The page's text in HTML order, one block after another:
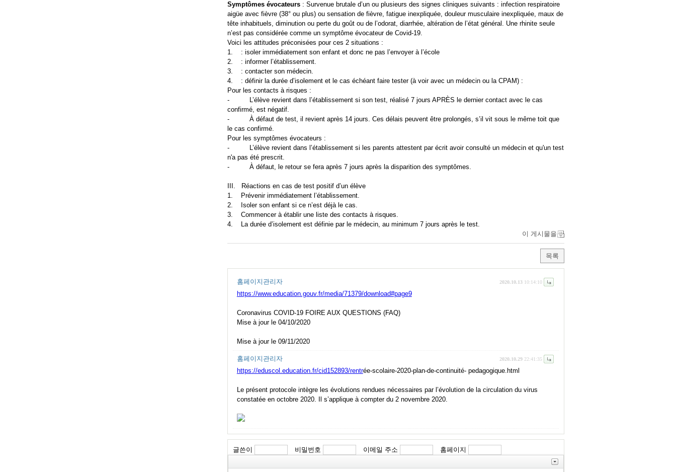
Symptômes évocateurs : Survenue brutale d’un ou plusieurs des signes cliniques suivants : infection respiratoire
aigüe avec fièvre (38° ou plus) ou sensation de fièvre, fatigue inexpliquée, douleur musculaire inexpliquée, maux de
tête inhabituels, diminution ou perte du goût ou de l’odorat, diarrhée, altération de l’état général. Une rhinite seule
n’est pas considérée comme un symptôme évocateur de Covid-19.
Voici les attitudes préconisées pour ces 2 situations :
1. : isoler immédiatement son enfant et donc ne pas l’envoyer à l’école
2. : informer l’établissement.
3. : contacter son médecin.
4. : définir la durée d’isolement et le cas échéant faire tester (à voir avec un médecin ou la CPAM) :
Pour les contacts à risques :
- L’élève revient dans l’établissement si son test, réalisé 7 jours APRÈS le dernier contact avec le cas
confirmé, est négatif.
- À défaut de test, il revient après 14 jours. Ces délais peuvent être prolongés, s’il vit sous le même toit que
le cas confirmé.
Pour les symptômes évocateurs :
- L’élève revient dans l’établissement si les parents attestent par écrit avoir consulté un médecin et qu'un test
n'a pas été prescrit.
- À défaut, le retour se fera après 7 jours après la disparition des symptômes.
III. Réactions en cas de test positif d’un élève
1. Prévenir immédiatement l’établissement.
2. Isoler son enfant si ce n’est déjà le cas.
3. Commencer à établir une liste des contacts à risques.
4. La durée d’isolement est définie par le médecin, au minimum 7 jours après le test.
이 게시물을
목록
2020.10.13 10:14:10
홈페이지관리자
https://www.education.gouv.fr/media/71379/download#page9
Coronavirus COVID-19 FOIRE AUX QUESTIONS (FAQ)
Mise à jour le 04/10/2020
Mise à jour le 09/11/2020
2020.10.29 22:41:35
홈페이지관리자
https://eduscol.education.fr/cid152893/rentrée-scolaire-2020-plan-de-continuité- pedagogique.html
Le présent protocole intègre les évolutions rendues nécessaires par l’évolution de la circulation du virus
constatée en octobre 2020. Il s’applique à compter du 2 novembre 2020.
글쓴이 비밀번호 이메일 주소 홈페이지